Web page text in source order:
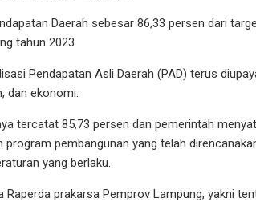
Daerah sebesar 86,33 persen dari
tahun 2023.
Pendapatan Asli Daerah (PAD) terus
dan ekonomi.
tercatat 85,73 persen dan pemerintah
pembangunan yang telah
yang berlaku.
prakarsa Pemprov Lampung, yakni